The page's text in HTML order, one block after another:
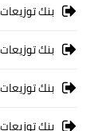
بنك
بنك
بنك
بنك